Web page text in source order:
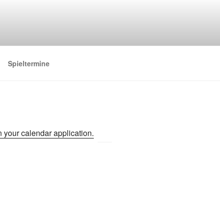
Spieltermine